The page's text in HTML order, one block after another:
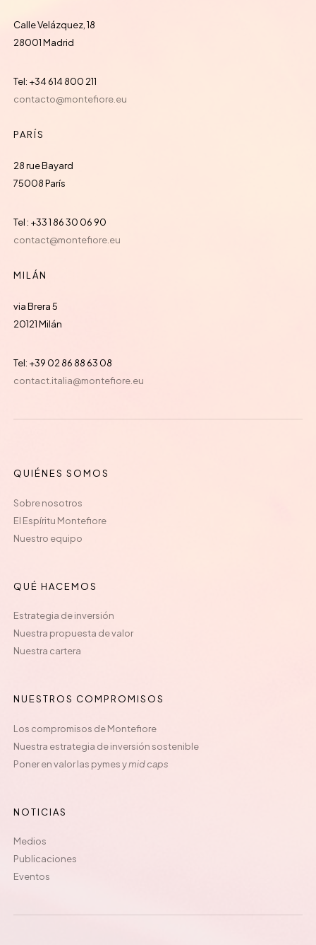
Calle Velázquez, 18
28001 Madrid
Tel: +34 614 800 211
contacto@montefiore.eu
PARÍS
28 rue Bayard
75008 París
Tel : +33 1 86 30 06 90
contact@montefiore.eu
MILÁN
via Brera 5
20121 Milán
Tel: +39 02 86 88 63 08
contact.italia@montefiore.eu
QUIÉNES SOMOS
Sobre nosotros
El Espíritu Montefiore
Nuestro equipo
QUÉ HACEMOS
Estrategia de inversión
Nuestra propuesta de valor
Nuestra cartera
NUESTROS COMPROMISOS
Los compromisos de Montefiore
Nuestra estrategia de inversión sostenible
Poner en valor las pymes ymid caps
NOTICIAS
Medios
Publicaciones
Eventos